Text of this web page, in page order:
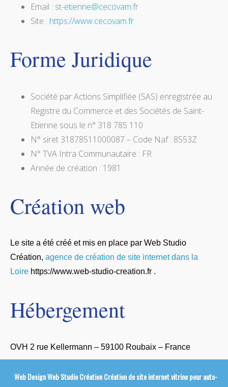
Email : st-etienne@cecovam.fr
Site : https://www.cecovam.fr
Forme Juridique
Société par Actions Simplifiée (SAS) enregistrée au
Registre du Commerce et des Sociétés de Saint-
Etienne sous le n° 318 785 110
N° siret 31878511000087 – Code Naf : 8553Z
N° TVA Intra Communautaire : FR
Année de création : 1981
Création web
Le site a été créé et mis en place par Web Studio
Création, agence de création de site internet dans la
Loire https://www.web-studio-creation.fr .
Hébergement
OVH 2 rue Kellermann – 59100 Roubaix – France
Web Design Web Studio CréationCréation de site internet vitrine pour auto-